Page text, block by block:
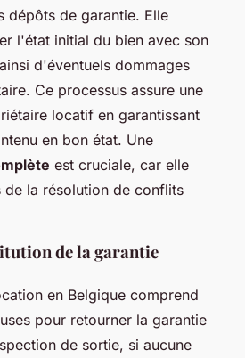
dépôts de garantie. Elle
l'état initial du bien avec son
d'éventuels dommages
Ce processus assure une
locatif en garantissant
en bon état. Une
est cruciale, car elle
de la résolution de conflits
de la garantie
en Belgique comprend
pour retourner la garantie
de sortie, si aucune